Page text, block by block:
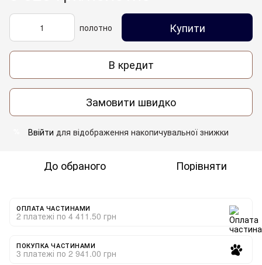
полотно Купити
В кредит
Замовити швидко
Ввійти для відображення накопичувальної знижки
До обраного Порівняти
ОПЛАТА ЧАСТИНАМИ
2 платежі по 4 411.50 грн
ПОКУПКА ЧАСТИНАМИ
3 платежі по 2 941.00 грн